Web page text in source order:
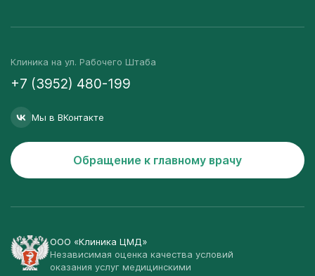
Клиника на ул. Рабочего Штаба
+7 (3952) 480-199
Мы в ВКонтакте
Обращение к главному врачу
ООО «Клиника ЦМД»
Независимая оценка качества условий
оказания услуг медицинскими